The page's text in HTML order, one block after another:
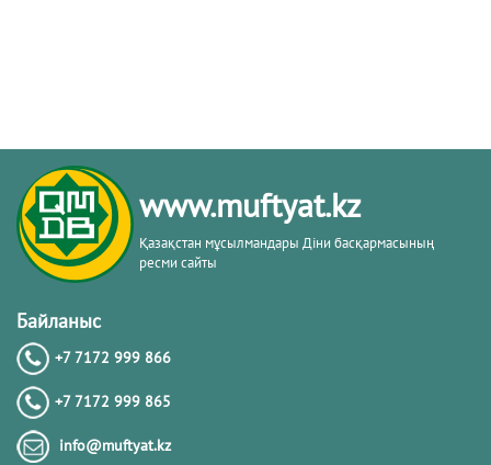
www.muftyat.kz
Қазақстан мұсылмандары Діни басқармасының
ресми сайты
Байланыс
+7 7172 999 866
+7 7172 999 865
info@muftyat.kz